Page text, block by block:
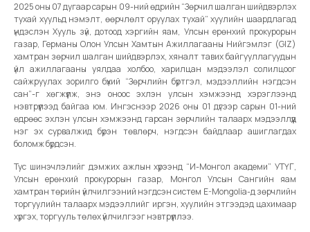
2025 оны 07 дугаар сарын 09-ний өдрийн “Зөрчил шалган шийдвэрлэх
тухай хуульд нэмэлт, өөрчлөлт оруулах тухай” хуулийн шаардлагад
үндэслэн Хууль зүй, дотоод хэргийн яам, Улсын ерөнхий прокурорын
газар, Германы Олон Улсын Хамтын Ажиллагааны Нийгэмлэг (GIZ)
хамтран зөрчил шалган шийдвэрлэх, хяналт тавих байгууллагуудын
үйл ажиллагааны уялдаа холбоо, харилцан мэдээлэл солилцоог
сайжруулах зорилго бүхий “Зөрчлийн бүртгэл, мэдээллийн нэгдсэн
сан”-г хөгжүүлж, энэ оноос эхлэн улсын хэмжээнд хэрэглээнд
нэвтрүүлээд байгаа юм. Ингэснээр 2026 оны 01 дүгээр сарын 01-ний
өдрөөс эхлэн улсын хэмжээнд гарсан зөрчлийн талаарх мэдээллүүд
нэг эх сурвалжид бүрэн төвлөрч, нэгдсэн байдлаар ашиглагдах
боломж бүрдсэн.
Тус шинэчлэлийг дэмжих ажлын хүрээнд “И-Монгол академи” УТҮГ,
Улсын ерөнхий прокурорын газар, Монгол Улсын Сангийн яам
хамтран төрийн үйлчилгээний нэгдсэн систем E-Mongolia-д зөрчлийн
торгуулийн талаарх мэдээллийг иргэн, хуулийн этгээдэд цахимаар
хүргэх, торгууль төлөх үйлчилгээг нэвтрүүллээ.